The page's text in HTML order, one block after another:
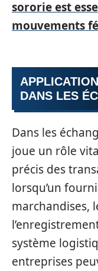
sororie est
mouvements
DANS LES
Dans les
joue un rôle
précis des
lorsqu’un
marchandises,
système
entreprises